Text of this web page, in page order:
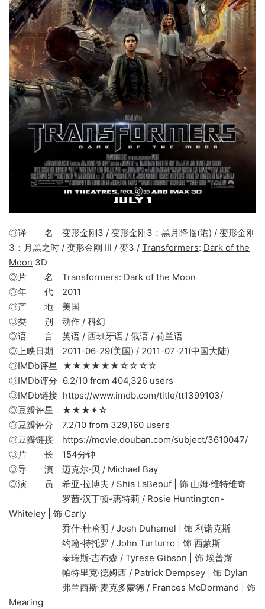
◎译 名 变形金刚3 / 变形金刚3：黑月降临(港) / 变形金刚
3：月黑之时 / 变形金刚 Ⅲ / 变3 / Transformers: Dark of the
Moon 3D
◎片 名 Transformers: Dark of the Moon
◎年 代 2011
◎产 地 美国
◎类 别 动作 / 科幻
◎语 言 英语 / 西班牙语 / 俄语 / 荷兰语
◎上映日期 2011-06-29(美国) / 2011-07-21(中国大陆)
◎IMDb评星 ★★★★★★☆☆☆☆
◎IMDb评分 6.2/10 from 404,326 users
◎IMDb链接 https://www.imdb.com/title/tt1399103/
◎豆瓣评星 ★★★✦☆
◎豆瓣评分 7.2/10 from 329,160 users
◎豆瓣链接 https://movie.douban.com/subject/3610047/
◎片 长 154分钟
◎导 演 迈克尔·贝 / Michael Bay
◎演 员 希亚·拉博夫 / Shia LaBeouf | 饰 山姆·维特维奇
罗茜·汉丁顿-惠特莉 / Rosie Huntington-
Whiteley | 饰 Carly
乔什·杜哈明 / Josh Duhamel | 饰 利诺克斯
约翰·特托罗 / John Turturro | 饰 西蒙斯
泰瑞斯·吉布森 / Tyrese Gibson | 饰 埃普斯
帕特里克·德姆西 / Patrick Dempsey | 饰 Dylan
弗兰西斯·麦克多蒙德 / Frances McDormand | 饰
Mearing